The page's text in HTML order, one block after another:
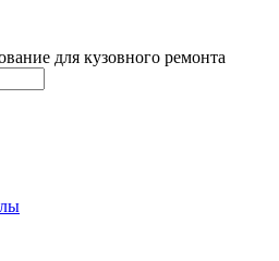
для кузовного ремонта